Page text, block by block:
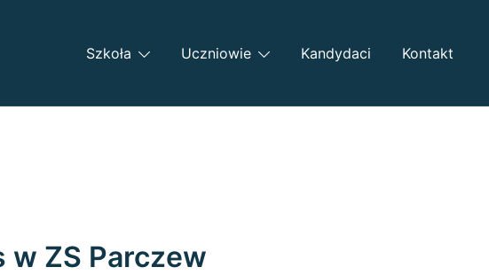
Szkoła Uczniowie Kandydaci Kontakt
w ZS Parczew